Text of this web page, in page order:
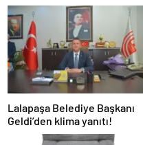
Lalapaşa Belediye Başkanı
Geldi’den klima yanıtı!